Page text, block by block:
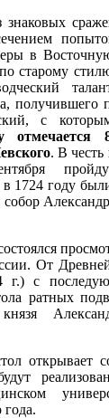
в
старому
получившего
с
отмечается
. В честь
в 1724 году
собор
От
с
ратных
открывает
года.